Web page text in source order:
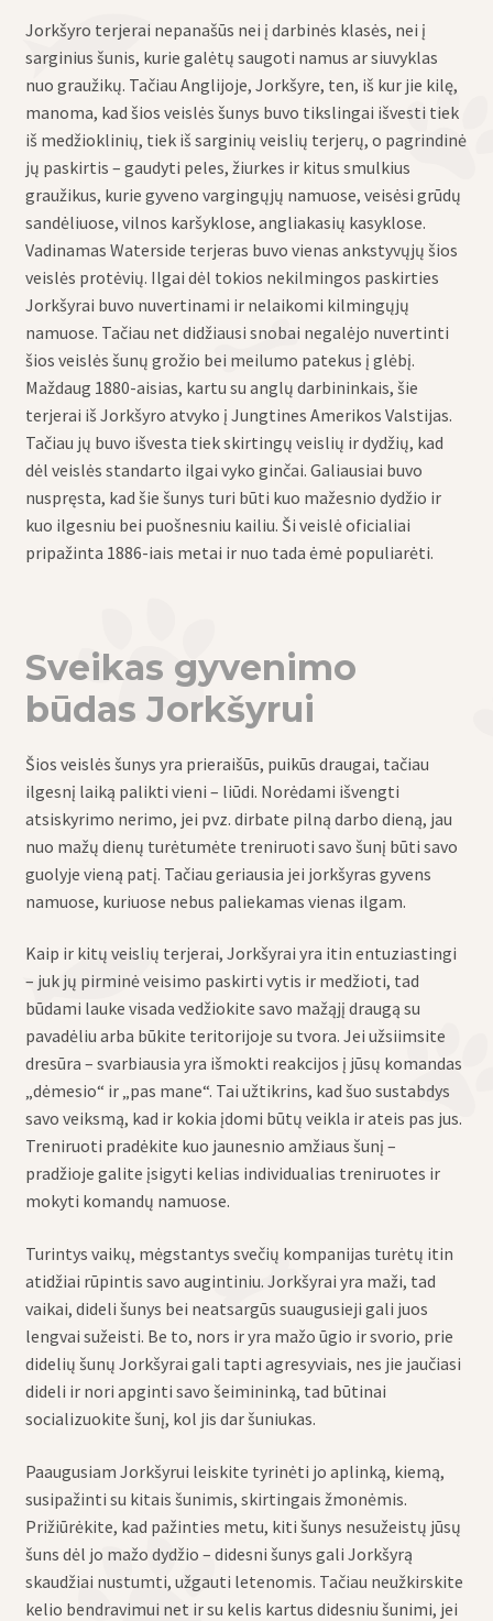
Jorkšyro terjerai nepanašūs nei į darbinės klasės, nei į
sarginius šunis, kurie galėtų saugoti namus ar siuvyklas
nuo graužikų. Tačiau Anglijoje, Jorkšyre, ten, iš kur jie kilę,
manoma, kad šios veislės šunys buvo tikslingai išvesti tiek
iš medžioklinių, tiek iš sarginių veislių terjerų, o pagrindinė
jų paskirtis – gaudyti peles, žiurkes ir kitus smulkius
graužikus, kurie gyveno vargingųjų namuose, veisėsi grūdų
sandėliuose, vilnos karšyklose, angliakasių kasyklose.
Vadinamas Waterside terjeras buvo vienas ankstyvųjų šios
veislės protėvių. Ilgai dėl tokios nekilmingos paskirties
Jorkšyrai buvo nuvertinami ir nelaikomi kilmingųjų
namuose. Tačiau net didžiausi snobai negalėjo nuvertinti
šios veislės šunų grožio bei meilumo patekus į glėbį.
Maždaug 1880-aisias, kartu su anglų darbininkais, šie
terjerai iš Jorkšyro atvyko į Jungtines Amerikos Valstijas.
Tačiau jų buvo išvesta tiek skirtingų veislių ir dydžių, kad
dėl veislės standarto ilgai vyko ginčai. Galiausiai buvo
nuspręsta, kad šie šunys turi būti kuo mažesnio dydžio ir
kuo ilgesniu bei puošnesniu kailiu. Ši veislė oficialiai
pripažinta 1886-iais metai ir nuo tada ėmė populiarėti.
Sveikas gyvenimo
būdas Jorkšyrui
Šios veislės šunys yra prieraišūs, puikūs draugai, tačiau
ilgesnį laiką palikti vieni – liūdi. Norėdami išvengti
atsiskyrimo nerimo, jei pvz. dirbate pilną darbo dieną, jau
nuo mažų dienų turėtumėte treniruoti savo šunį būti savo
guolyje vieną patį. Tačiau geriausia jei jorkšyras gyvens
namuose, kuriuose nebus paliekamas vienas ilgam.
Kaip ir kitų veislių terjerai, Jorkšyrai yra itin entuziastingi
– juk jų pirminė veisimo paskirti vytis ir medžioti, tad
būdami lauke visada vedžiokite savo mažąjį draugą su
pavadėliu arba būkite teritorijoje su tvora. Jei užsiimsite
dresūra – svarbiausia yra išmokti reakcijos į jūsų komandas
„dėmesio“ ir „pas mane“. Tai užtikrins, kad šuo sustabdys
savo veiksmą, kad ir kokia įdomi būtų veikla ir ateis pas jus.
Treniruoti pradėkite kuo jaunesnio amžiaus šunį –
pradžioje galite įsigyti kelias individualias treniruotes ir
mokyti komandų namuose.
Turintys vaikų, mėgstantys svečių kompanijas turėtų itin
atidžiai rūpintis savo augintiniu. Jorkšyrai yra maži, tad
vaikai, dideli šunys bei neatsargūs suaugusieji gali juos
lengvai sužeisti. Be to, nors ir yra mažo ūgio ir svorio, prie
didelių šunų Jorkšyrai gali tapti agresyviais, nes jie jaučiasi
dideli ir nori apginti savo šeimininką, tad būtinai
socializuokite šunį, kol jis dar šuniukas.
Paaugusiam Jorkšyrui leiskite tyrinėti jo aplinką, kiemą,
susipažinti su kitais šunimis, skirtingais žmonėmis.
Prižiūrėkite, kad pažinties metu, kiti šunys nesužeistų jūsų
šuns dėl jo mažo dydžio – didesni šunys gali Jorkšyrą
skaudžiai nustumti, užgauti letenomis. Tačiau neužkirskite
kelio bendravimui net ir su kelis kartus didesniu šunimi, jei